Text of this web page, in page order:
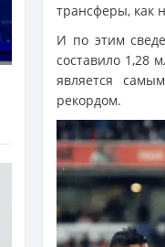
трансферы, как
И по этим
составило 1,28
является
рекордом.